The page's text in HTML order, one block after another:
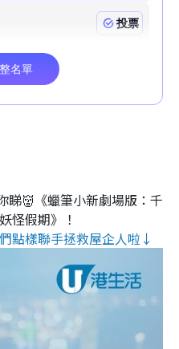
睇👹《蠟筆小新劇場版：千
怪假期》！
點樣聯手拯救屋企人啦↓